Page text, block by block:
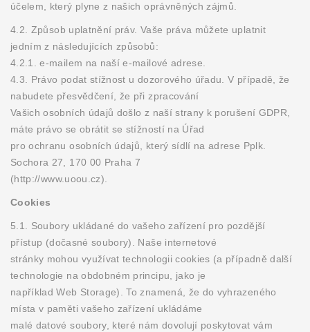
účelem, který plyne z našich oprávněných zájmů.
4.2. Způsob uplatnění práv. Vaše práva můžete uplatnit
jedním z následujících způsobů:
4.2.1. e-mailem na naší e-mailové adrese.
4.3. Právo podat stížnost u dozorového úřadu. V případě, že
nabudete přesvědčení, že při zpracování
Vašich osobních údajů došlo z naší strany k porušení GDPR,
máte právo se obrátit se stížností na Úřad
pro ochranu osobních údajů, který sídlí na adrese Pplk.
Sochora 27, 170 00 Praha 7
(http://www.uoou.cz).
Cookies
5.1. Soubory ukládané do vašeho zařízení pro pozdější
přístup (dočasné soubory). Naše internetové
stránky mohou využívat technologii cookies (a případně další
technologie na obdobném principu, jako je
například Web Storage). To znamená, že do vyhrazeného
místa v paměti vašeho zařízení ukládáme
malé datové soubory, které nám dovolují poskytovat vám